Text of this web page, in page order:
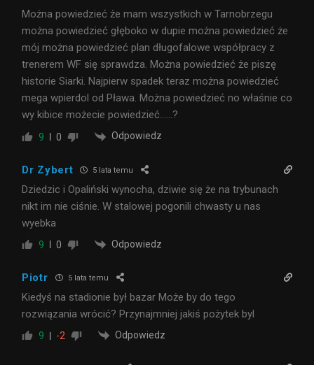
Można powiedzieć że mam wszystkich w Tarnobrzegu
można powiedzieć głęboko w dupie można powiedzieć że
mój można powiedzieć plan długofalowe współpracy z
trenerem WF się sprawdza. Można powiedzieć że piszę
historie Siarki. Najpierw spadek teraz można powiedzieć
mega wpierdol od Pława. Można powiedzieć no właśnie co
wy kibice możecie powiedzieć……?
9 0 Odpowiedz
Dr Zybert 5 lata temu
Dziedzic i Opaliński wynocha, dziwie się że na trybunach
nikt im nie ciśnie. W stalowej pogonili chwasty u nas
wyebka
9 0 Odpowiedz
Piotr 5 lata temu
Kiedyś na stadionie był bazar Może by do tego
rozwiązania wrócić? Przynajmniej jakiś pożytek byl
9 -2 Odpowiedz